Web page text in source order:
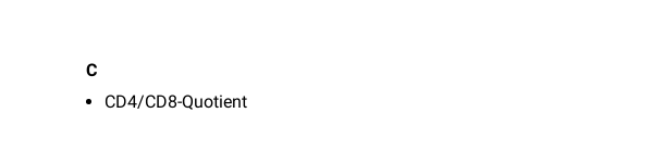
C
CD4/CD8-Quotient